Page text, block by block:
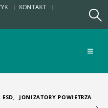
KONTAKT
, JONIZATORY POWIETRZA